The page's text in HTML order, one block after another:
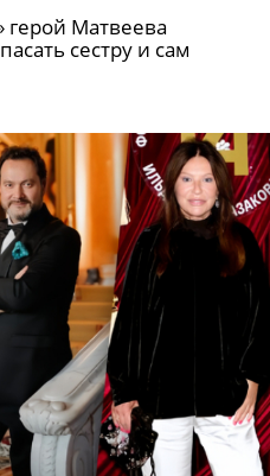
герой Матвеева
сестру и сам